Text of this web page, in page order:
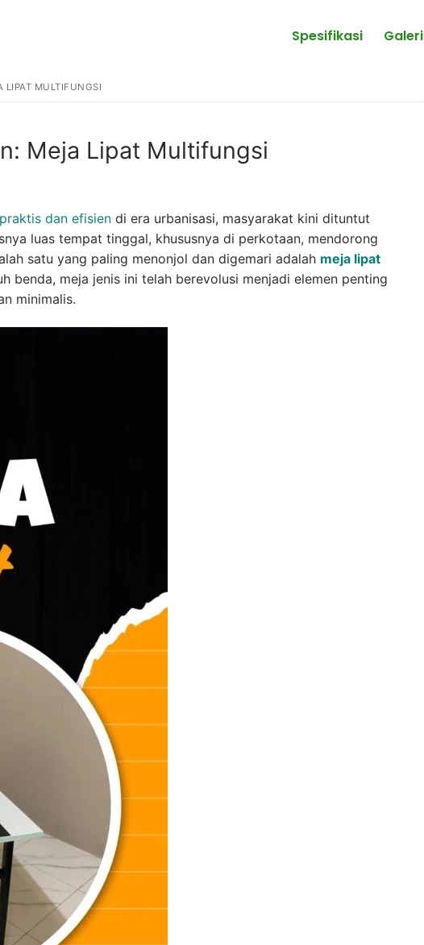
Spesifikasi Galeri
LIPAT MULTIFUNGSI
Meja Lipat Multifungsi
praktis dan efisien di era urbanisasi, masyarakat kini dituntut
luas tempat tinggal, khususnya di perkotaan, mendorong
satu yang paling menonjol dan digemari adalah meja lipat
benda, meja jenis ini telah berevolusi menjadi elemen penting
minimalis.